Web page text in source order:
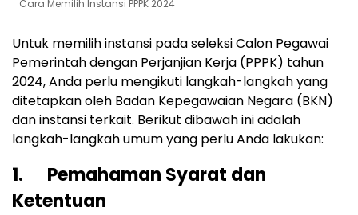
Cara Memilih Instansi PPPK 2024
Untuk memilih instansi pada seleksi Calon Pegawai
Pemerintah dengan Perjanjian Kerja (PPPK) tahun
2024, Anda perlu mengikuti langkah-langkah yang
ditetapkan oleh Badan Kepegawaian Negara (BKN)
dan instansi terkait. Berikut dibawah ini adalah
langkah-langkah umum yang perlu Anda lakukan:
1. Pemahaman Syarat dan
Ketentuan